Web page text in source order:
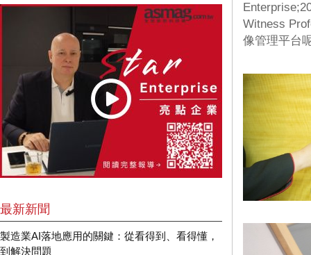
最新新聞
製造業AI落地應用的關鍵：從看得到、看得懂，
到解決問題
Witness
像管理平台